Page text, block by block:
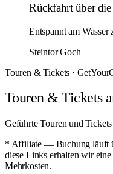
Rückfahrt über
Entspannt am
Steintor Goch
Touren & Tickets ·
Touren & Tickets
Geführte Touren und
* Affiliate — Buchung läuft
diese Links erhalten wir
Mehrkosten.